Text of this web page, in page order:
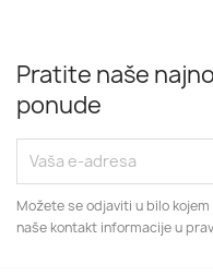
Pratite naše
ponude
Možete se odjaviti u bilo
naše kontakt informacije u